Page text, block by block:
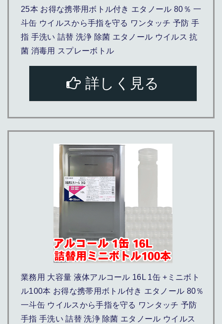
25本 お得な携帯用ボトル付き エタノール 80％ 一
斗缶 ウイルスから手指を守る ワンタッチ 予防 手
指 手洗い 詰替 洗浄 除菌 エタノール ウイルス 抗
菌 消毒用 スプレーボトル
詳しく見る
業務用 大容量 液体アルコール 16L 1缶 +ミニボト
ル100本 お得な携帯用ボトル付き エタノール 80％
一斗缶 ウイルスから手指を守る ワンタッチ 予防
手指 手洗い 詰替 洗浄 除菌 エタノール ウイルス